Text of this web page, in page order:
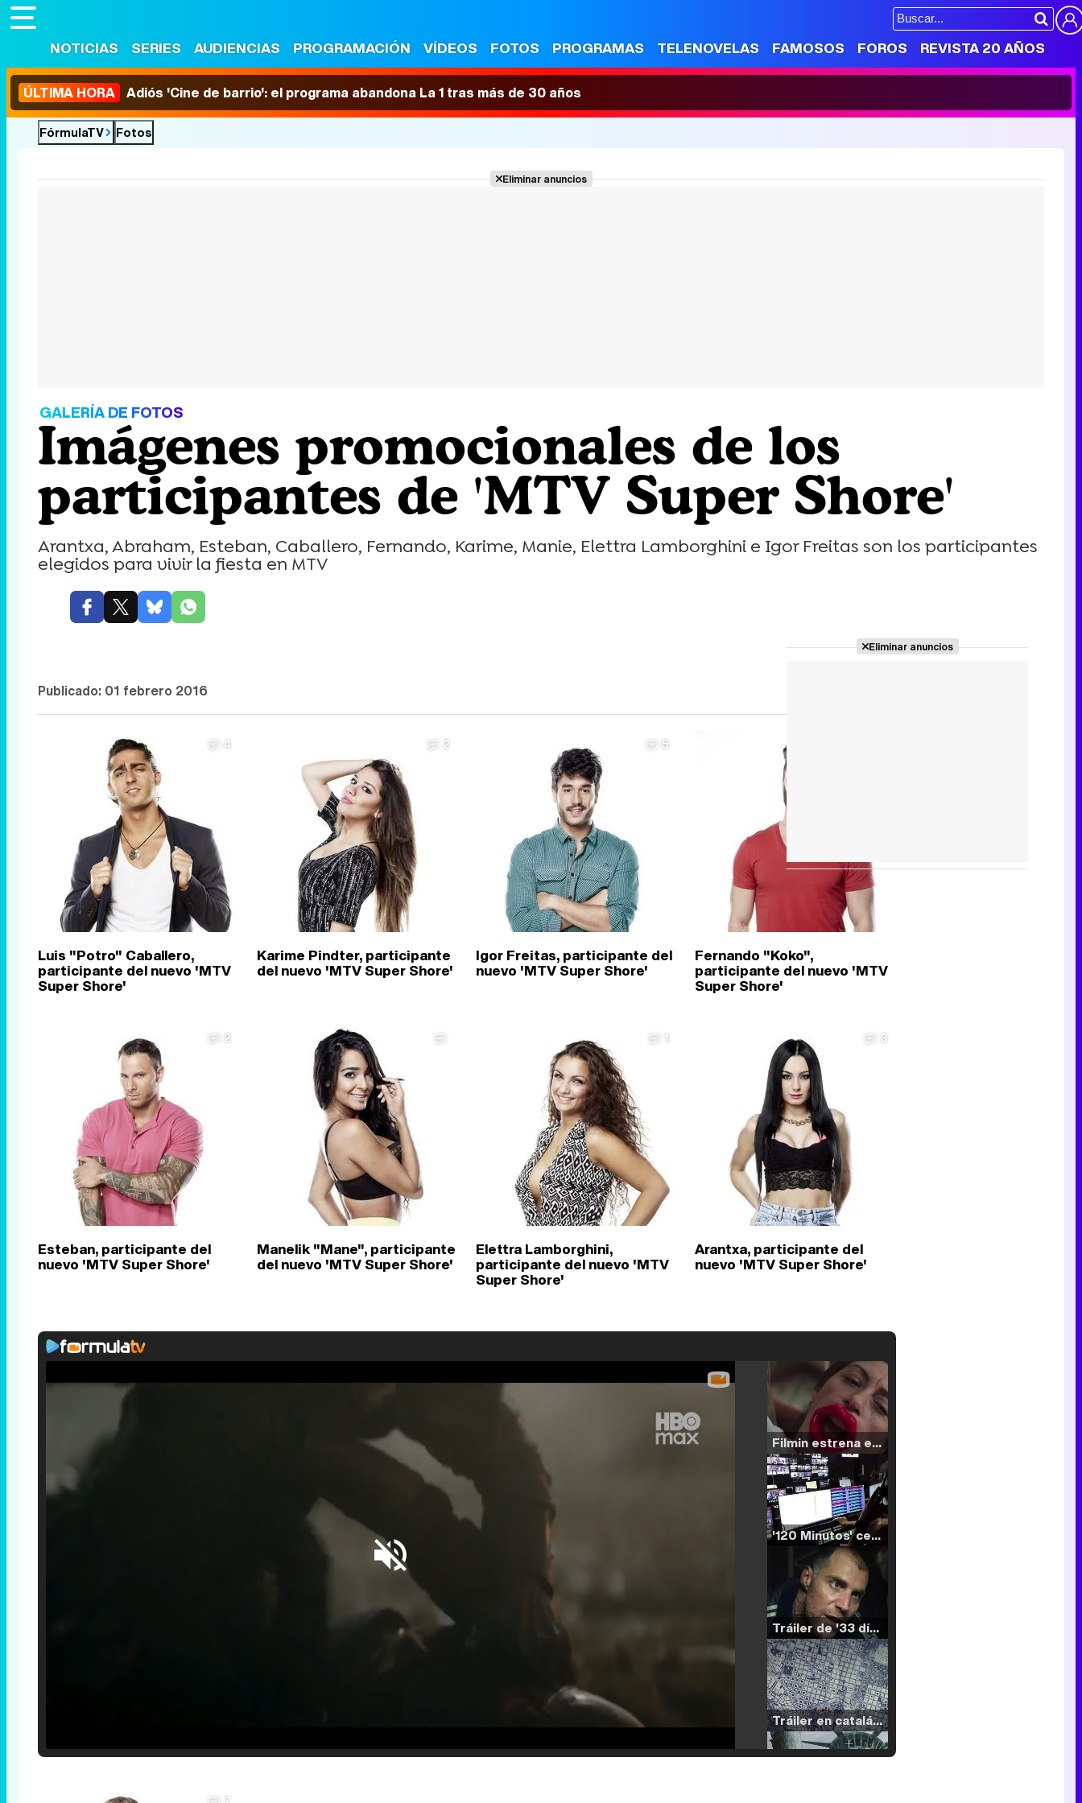
NOTICIAS SERIES AUDIENCIAS PROGRAMACIÓN VÍDEOS FOTOS PROGRAMAS TELENOVELAS FAMOSOS FOROS REVISTA 20 AÑOS
ÚLTIMA HORA Adiós 'Cine de barrio': el programa abandona La 1 tras más de 30 años
FórmulaTV Fotos
Eliminar anuncios
GALERÍA DE FOTOS
Imágenes promocionales de los
participantes de 'MTV Super Shore'
Arantxa, Abraham, Esteban, Caballero, Fernando, Karime, Manie, Elettra Lamborghini e Igor Freitas son los participantes
elegidos para vivir la fiesta en MTV
Publicado: 01 febrero 2016
4
Luis "Potro" Caballero,
participante del nuevo 'MTV
Super Shore'
2
Karime Pindter, participante
del nuevo 'MTV Super Shore'
5
Igor Freitas, participante del
nuevo 'MTV Super Shore'
Fernando "Koko",
participante del nuevo 'MTV
Super Shore'
2
Esteban, participante del
nuevo 'MTV Super Shore'
Filmin estrena el tráiler de 'Millennial Mal', su nueva comedia universitaria de la mano de Lorena Iglesias
'120 Minutos' celebra sus 2.000 programas en Telemadrid con un vídeo del día a día en la redacción
Tráiler de '33 días', la nueva serie de Atresplayer con Julián Villagrán y José Manuel Poga
Tráiler en catalán de 'Ravalear', la nueva serie de HBO Max sobre los fondos buitre
Manelik "Mane", participante
del nuevo 'MTV Super Shore'
1
Elettra Lamborghini,
participante del nuevo 'MTV
Super Shore'
3
Arantxa, participante del
nuevo 'MTV Super Shore'
Eliminar anuncios